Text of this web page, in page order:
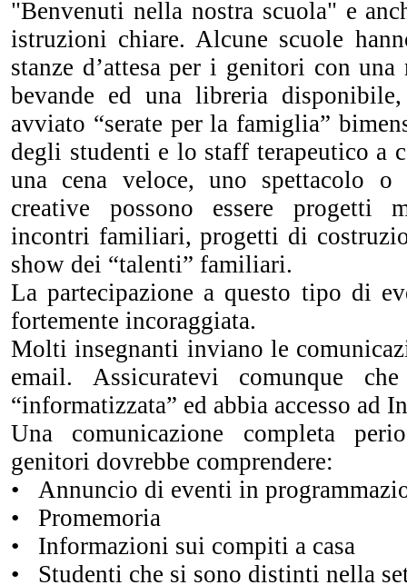
"Benvenuti nella nostra scuola" e
istruzioni chiare. Alcune scuole
stanze d’attesa per i genitori con
bevande ed una libreria
avviato “serate per la famiglia”
degli studenti e lo staff terapeutico a
una cena veloce, uno spettacolo
creative possono essere progetti
incontri familiari, progetti di
show dei “talenti” familiari.
La partecipazione a questo tipo di
fortemente incoraggiata.
Molti insegnanti inviano le
email. Assicuratevi comunque
“informatizzata” ed abbia accesso ad
Una comunicazione completa
genitori dovrebbe comprendere:
• Annuncio di eventi in
• Promemoria
• Informazioni sui compiti a casa
• Studenti che si sono distinti nella